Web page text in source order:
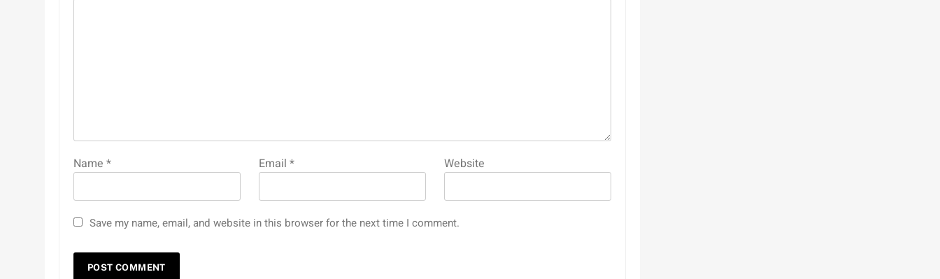
Name * Email* Website
Save my name, email, and website in this browser for the next time I comment.